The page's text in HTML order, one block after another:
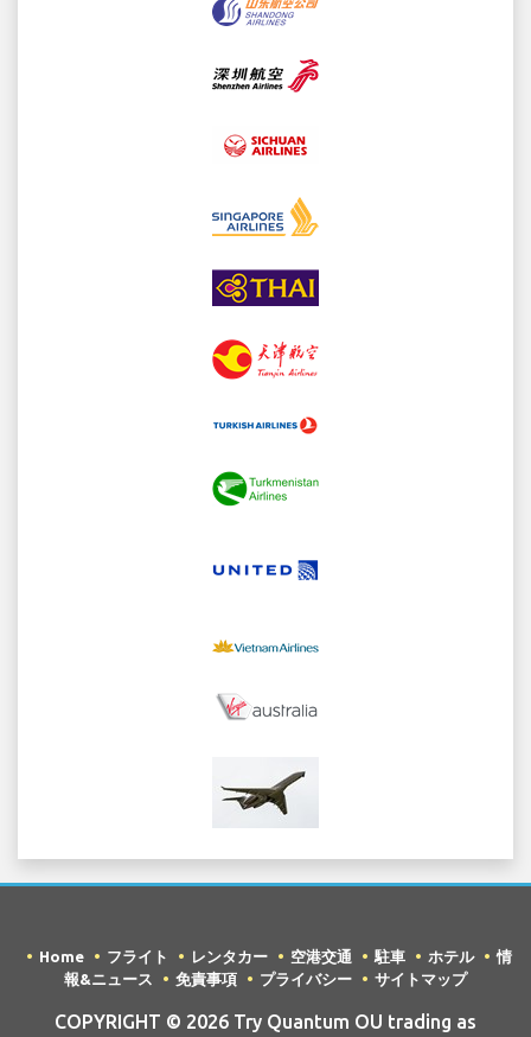
Home フライト レンタカー 空港交通 駐車 ホテル
情
報&ニュース
免責事項 プライバシー サイトマップ
COPYRIGHT © 2026 Try Quantum OU trading as